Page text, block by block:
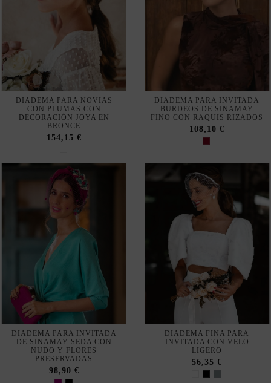
DIADEMA PARA NOVIAS
CON PLUMAS CON
DECORACIÓN JOYA EN
BRONCE
154,15 €
DIADEMA PARA INVITADA
DE SINAMAY SEDA CON
NUDO Y FLORES
PRESERVADAS
98,90 €
DIADEMA FINA PARA
INVITADA CON VELO
LIGERO